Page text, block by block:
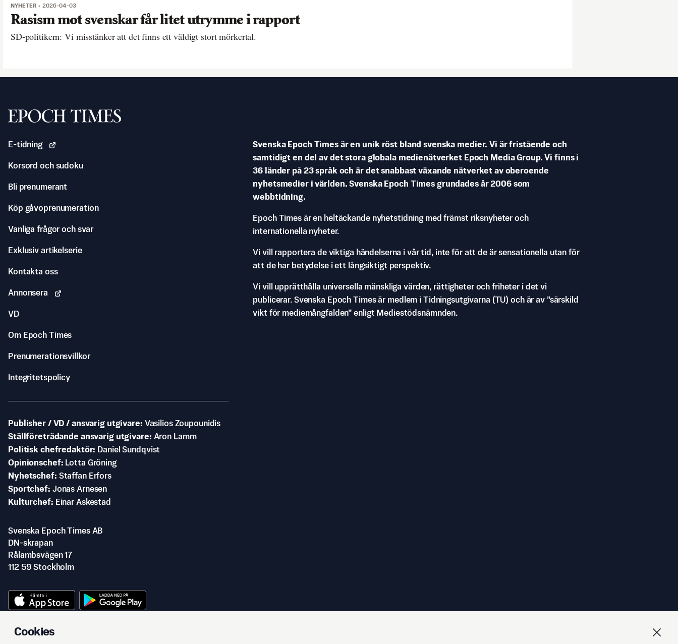
NYHETER 2026-04-03
Rasism mot svenskar får litet utrymme i rapport
SD-politikern: Vi misstänker att det finns ett väldigt stort mörkertal.
Svenska Epoch Times
E-tidning
Korsord och sudoku
Bli prenumerant
Köp gåvoprenumeration
Vanliga frågor och svar
Exklusiv artikelserie
Kontakta oss
Annonsera
VD
Om Epoch Times
Prenumerationsvillkor
Integritetspolicy
Publisher / VD / ansvarig utgivare Vasilios Zoupounidis
Ställföreträdande ansvarig utgivare Aron Lamm
Politisk chefredaktör
Daniel Sundqvist
Opinionschef
Lotta Gröning
Nyhetschef Staffan Erfors
Sportchef Jonas Arnesen
Kulturchef
Einar Askestad
Svenska Epoch Times AB
DN-skrapan
Rålambsvägen 17
112 59 Stockholm
Svenska Epoch Times är en unik röst bland svenska medier. Vi är fristående och
samtidigt en del av det stora globala medienätverket Epoch Media Group. Vi finns i
36 länder på 23 språk och är det snabbast växande nätverket av oberoende
nyhetsmedier i världen. Svenska Epoch Times grundades år 2006 som
webbtidning.
Epoch Times är en heltäckande nyhetstidning med främst riksnyheter och
internationella nyheter.
Vi vill rapportera de viktiga händelserna i vår tid, inte för att de är sensationella utan för
att de har betydelse i ett långsiktigt perspektiv.
Vi vill upprätthålla universella mänskliga värden, rättigheter och friheter i det vi
publicerar. Svenska Epoch Times är medlem i Tidningsutgivarna (TU) och är av ”särskild
vikt för mediemångfalden” enligt Mediestödsnämnden.
Cookies